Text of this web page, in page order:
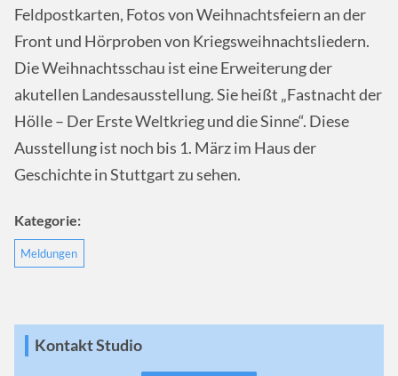
Feldpostkarten, Fotos von Weihnachtsfeiern an der
Front und Hörproben von Kriegsweihnachtsliedern.
Die Weihnachtsschau ist eine Erweiterung der
akutellen Landesausstellung. Sie heißt „Fastnacht der
Hölle – Der Erste Weltkrieg und die Sinne“. Diese
Ausstellung ist noch bis 1. März im Haus der
Geschichte in Stuttgart zu sehen.
Kategorie:
Meldungen
Kontakt Studio